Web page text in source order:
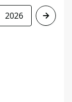
2026